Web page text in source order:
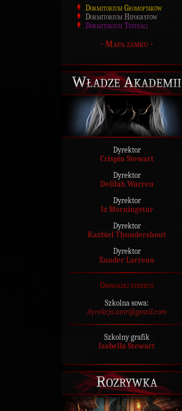
Dormitorium Gromoptaków
Dormitorium Hipogryfów
Dormitorium Testrali
- Mapa zamku-
Władze Akademii
Dyrektor
Crispin Stewart
Dyrektor
Delilah Warren
Dyrektor
Iz Morningstar
Dyrektor
Kazbiel Thundershout
Dyrektor
Xander Larreau
Obowiązki dyrekcji
Szkolna sowa:
dyrekcja.amr@gmail.com
Szkolny grafik
Isabella Stewart
Rozrywka